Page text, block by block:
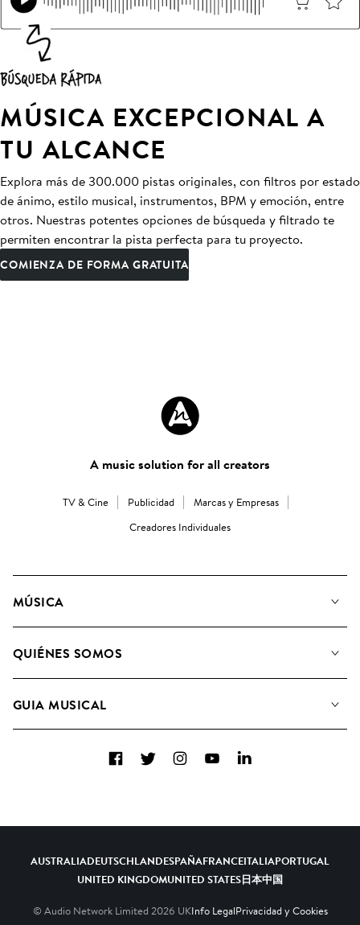
MÚSICA EXCEPCIONAL A
TU ALCANCE
Explora más de 300.000 pistas originales, con filtros por estado
de ánimo, estilo musical, instrumentos, BPM y emoción, entre
otros. Nuestras potentes opciones de búsqueda y filtrado te
permiten encontrar la pista perfecta para tu proyecto.
COMIENZA DE FORMA GRATUITA
A music solution for all creators
TV & Cine Publicidad
Marcas y Empresas
Creadores Individuales
MÚSICA
Buscar
QUIÉNES SOMOS
Candidaturas Nuevos Compositores
GUIA MUSICAL
FacebookTwitterInstagramYouTubeLinkedIn
AUSTRALIADEUTSCHLANDESPAÑAFRANCEITALIAPORTUGAL
UNITED KINGDOMUNITED STATES日本中国
© Audio Network Limited 2026 UKInfo LegalPrivacidad y Cookies